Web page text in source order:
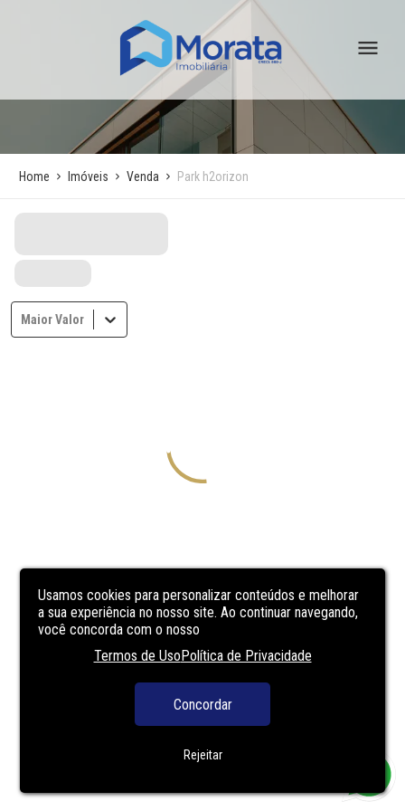
Usamos cookies para personalizar conteúdos e melhorar
a sua experiência no nosso site. Ao continuar navegando,
você concorda com o nosso
Termos de UsoPolítica de Privacidade
Concordar
Rejeitar
Home Imóveis Venda Park h2orizon
Maior Valor